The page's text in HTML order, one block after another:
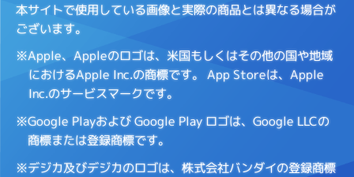
本サイトで使用している画像と実際の商品とは異なる場合が
ございます。
※Apple、Appleのロゴは、米国もしくはその他の国や地域
におけるApple Inc.の商標です。 App Storeは、Apple
Inc.のサービスマークです。
※Google Playおよび Google Play ロゴは、Google LLCの
商標または登録商標です。
※デジカ及びデジカのロゴは、株式会社バンダイの登録商標